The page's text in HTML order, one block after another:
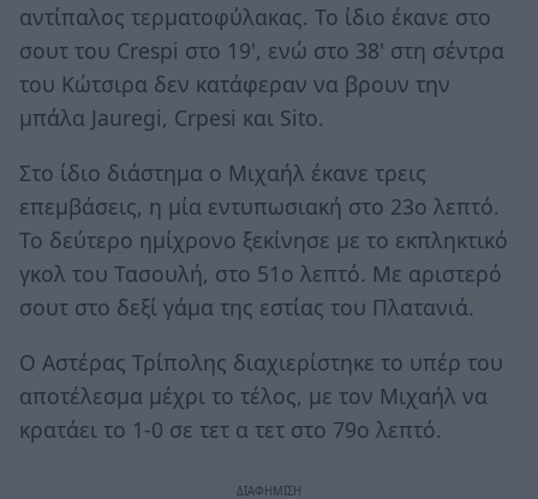
αντίπαλος τερματοφύλακας. Το ίδιο έκανε στο
σουτ του Crespi στο 19', ενώ στο 38' στη σέντρα
του Κώτσιρα δεν κατάφεραν να βρουν την
μπάλα Jauregi, Crpesi και Sito.
Στο ίδιο διάστημα ο Μιχαήλ έκανε τρεις
επεμβάσεις, η μία εντυπωσιακή στο 23ο λεπτό.
Το δεύτερο ημίχρονο ξεκίνησε με το εκπληκτικό
γκολ του Τασουλή, στο 51ο λεπτό. Με αριστερό
σουτ στο δεξί γάμα της εστίας του Πλατανιά.
Ο Αστέρας Τρίπολης διαχιερίστηκε το υπέρ του
αποτέλεσμα μέχρι το τέλος, με τον Μιχαήλ να
κρατάει το 1-0 σε τετ α τετ στο 79ο λεπτό.